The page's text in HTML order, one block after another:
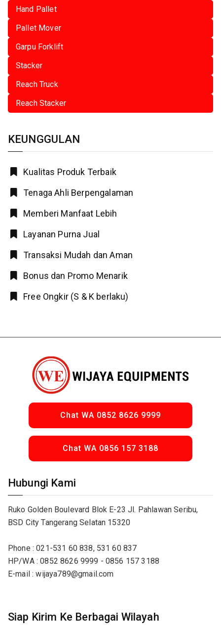
Hand Pallet
Pallet Mover
Garpu Forklift
Stacker
Reach Truck
Reach Stacker
KEUNGGULAN
Kualitas Produk Terbaik
Tenaga Ahli Berpengalaman
Memberi Manfaat Lebih
Layanan Purna Jual
Transaksi Mudah dan Aman
Bonus dan Promo Menarik
Free Ongkir (S & K berlaku)
Chat WA 0852 8626 9999
Chat WA 0856 157 3188
Hubungi Kami
Ruko Golden Boulevard Blok E-23 Jl. Pahlawan Seribu,
BSD City Tangerang Selatan 15320
Phone : 021-531 60 838, 531 60 837
HP/WA : 0852 8626 9999 - 0856 157 3188
E-mail : wijaya789@gmail.com
Siap Kirim Ke Berbagai Wilayah